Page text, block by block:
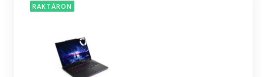
RAKTÁRON